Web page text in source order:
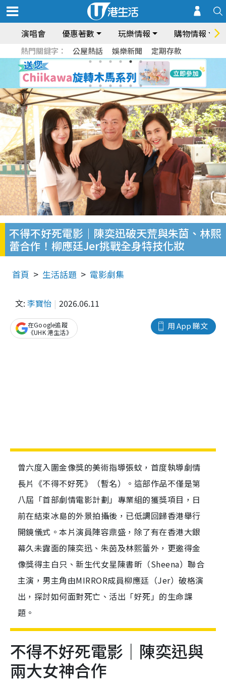
演唱會 優惠著數 玩樂情報 購物情報
熱門關鍵字： 公屋熱話 娛樂新聞 定期存款
不得不好死電影｜陳奕迅破天荒與朱茵、林熙
蕾合作！柳應廷Jer挑戰全身特技化妝
首頁 生活話題 電影劇集
文: 李寶怡 2026.06.11
用 App 睇文
在Google追蹤
《UHK 港生活》
曾六度入圍金像獎的美術指導張蚊，首度執導劇情
長片《不得不好死》（暫名）。這部作品不僅是第
八屆「首部劇情電影計劃」專業組的獲獎項目，日
前在結束冰島的外景拍攝後，已低調回歸香港舉行
開鏡儀式。本片演員陣容鼎盛，除了有在香港大銀
幕久未露面的陳奕迅、朱茵及林熙蕾外，更邀得金
像獎得主白只、新生代女星陳書昕（Sheena）聯合
主演，男主角由MIRROR成員柳應廷（Jer）破格演
出，探討如何面對死亡、活出「好死」的生命課
題。
不得不好死電影｜陳奕迅與
兩大女神合作